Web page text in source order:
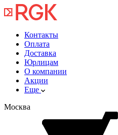
Контакты
Оплата
Доставка
Юрлицам
О компании
Акции
Еще
Москва